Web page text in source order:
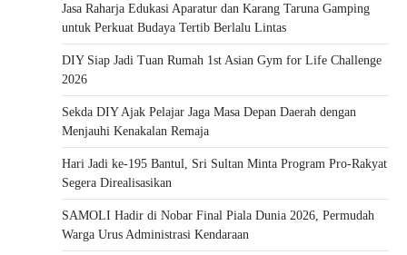
Jasa Raharja Edukasi Aparatur dan Karang Taruna Gamping
untuk Perkuat Budaya Tertib Berlalu Lintas
DIY Siap Jadi Tuan Rumah 1st Asian Gym for Life Challenge
2026
Sekda DIY Ajak Pelajar Jaga Masa Depan Daerah dengan
Menjauhi Kenakalan Remaja
Hari Jadi ke-195 Bantul, Sri Sultan Minta Program Pro-Rakyat
Segera Direalisasikan
SAMOLI Hadir di Nobar Final Piala Dunia 2026, Permudah
Warga Urus Administrasi Kendaraan